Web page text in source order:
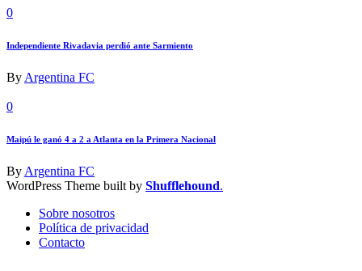
0
Independiente Rivadavia perdió ante Sarmiento
By Argentina FC
0
Maipú le ganó 4 a 2 a Atlanta en la Primera Nacional
By Argentina FC
WordPress Theme built by Shufflehound.
Sobre nosotros
Política de privacidad
Contacto